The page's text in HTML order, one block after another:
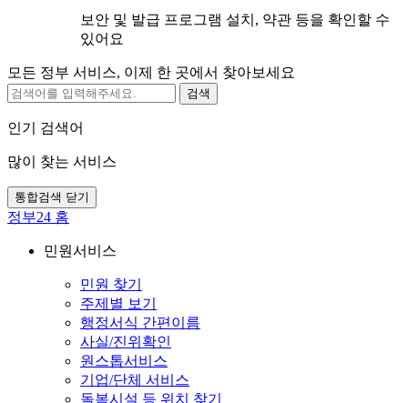
보안 및 발급 프로그램 설치, 약관 등을 확인할 수
있어요
모든 정부 서비스, 이제 한 곳에서 찾아보세요
검색
인기 검색어
많이 찾는 서비스
통합검색 닫기
정부24 홈
민원서비스
민원 찾기
주제별 보기
행정서식 간편이름
사실/진위확인
원스톱서비스
기업/단체 서비스
돌봄시설 등 위치 찾기